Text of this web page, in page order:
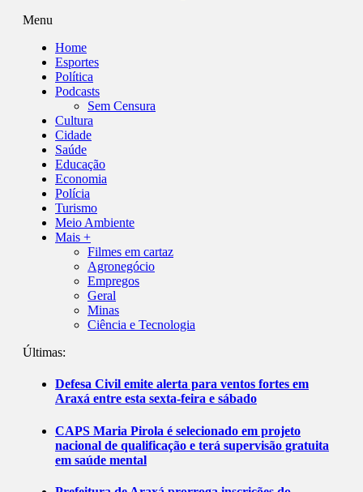
Menu
Home
Esportes
Política
Podcasts
Sem Censura
Cultura
Cidade
Saúde
Educação
Economia
Polícia
Turismo
Meio Ambiente
Mais +
Filmes em cartaz
Agronegócio
Empregos
Geral
Minas
Ciência e Tecnologia
Últimas:
Defesa Civil emite alerta para ventos fortes em
Araxá entre esta sexta-feira e sábado
CAPS Maria Pirola é selecionado em projeto
nacional de qualificação e terá supervisão gratuita
em saúde mental